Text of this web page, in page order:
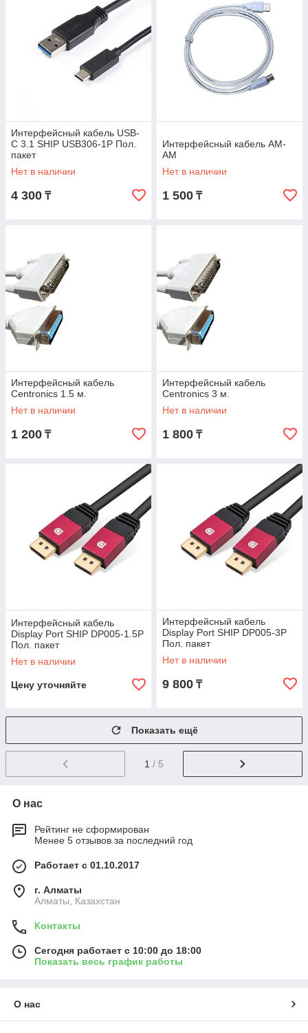
Интерфейсный кабель USB-
C 3.1 SHIP USB306-1P Пол.
пакет
Нет в наличии
4 300 ₸
Интерфейсный кабель AM-
AM
Нет в наличии
1 500 ₸
Интерфейсный кабель
Centronics 1.5 м.
Нет в наличии
1 200 ₸
Интерфейсный кабель
Centronics 3 м.
Нет в наличии
1 800 ₸
Интерфейсный кабель
Display Port SHIP DP005-1.5P
Пол. пакет
Нет в наличии
Цену уточняйте
Интерфейсный кабель
Display Port SHIP DP005-3P
Пол. пакет
Нет в наличии
9 800 ₸
Показать ещё
1 / 5
О нас
Рейтинг не сформирован
Менее 5 отзывов за последний год
Работает с 01.10.2017
г. Алматы
Алматы, Казахстан
Контакты
Сегодня работает с 10:00 до 18:00
Показать весь график работы
О нас